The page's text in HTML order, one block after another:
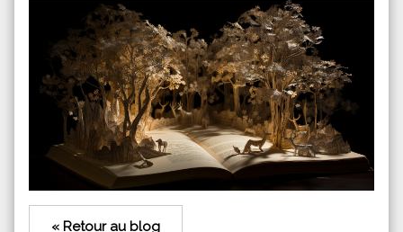
« Retour au blog